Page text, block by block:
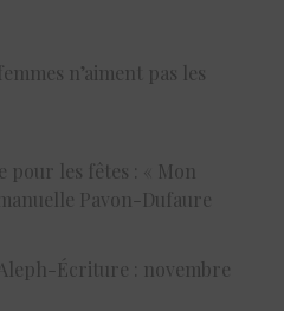
n’aiment pas les
pour les fêtes : « Mon
Pavon-Dufaure
Écriture : novembre